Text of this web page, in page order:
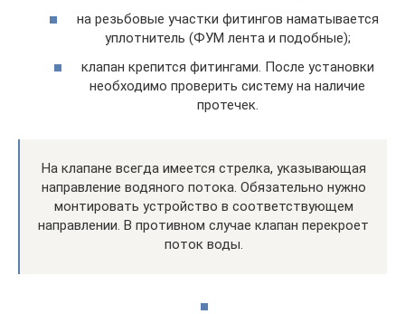
на резьбовые участки фитингов наматывается
уплотнитель (ФУМ лента и подобные);
клапан крепится фитингами. После установки
необходимо проверить систему на наличие
протечек.
На клапане всегда имеется стрелка, указывающая
направление водяного потока. Обязательно нужно
монтировать устройство в соответствующем
направлении. В противном случае клапан перекроет
поток воды.